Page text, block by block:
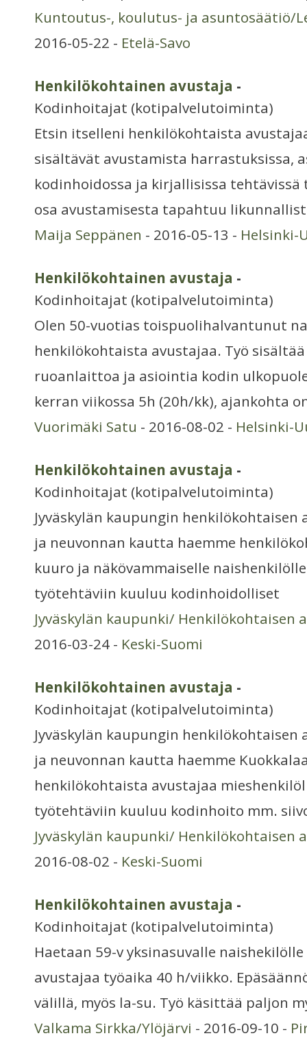
Kuntoutus-, koulutus- ja asuntosäätiö/
2016-05-22 - Etelä-Savo
Henkilökohtainen avustaja -
Kodinhoitajat (kotipalvelutoiminta)
Etsin itselleni henkilökohtaista
sisältävät avustamista harrastuksissa,
kodinhoidossa ja kirjallisissa tehtävissä
osa avustamisesta tapahtuu
Maija Seppänen - 2016-05-13 - Helsinki-
Henkilökohtainen avustaja -
Kodinhoitajat (kotipalvelutoiminta)
Olen 50-vuotias toispuolihalvantunut
henkilökohtaista avustajaa. Työ
ruoanlaittoa ja asiointia kodin
kerran viikossa 5h (20h/kk), ajankohta
Vuorimäki Satu - 2016-08-02 - Helsinki-
Henkilökohtainen avustaja -
Kodinhoitajat (kotipalvelutoiminta)
Jyväskylän kaupungin henkilökohtaisen
ja neuvonnan kautta haemme
kuuro ja näkövammaiselle
työtehtäviin kuuluu kodinhoidolliset
Jyväskylän kaupunki/ Henkilökohtaisen
2016-03-24 - Keski-Suomi
Henkilökohtainen avustaja -
Kodinhoitajat (kotipalvelutoiminta)
Jyväskylän kaupungin henkilökohtaisen
ja neuvonnan kautta haemme
henkilökohtaista avustajaa
työtehtäviin kuuluu kodinhoito mm.
Jyväskylän kaupunki/ Henkilökohtaisen
2016-08-02 - Keski-Suomi
Henkilökohtainen avustaja -
Kodinhoitajat (kotipalvelutoiminta)
Haetaan 59-v yksinasuvalle
avustajaa työaika 40 h/viikko.
välillä, myös la-su. Työ käsittää paljon
Valkama Sirkka/Ylöjärvi - 2016-09-10 -